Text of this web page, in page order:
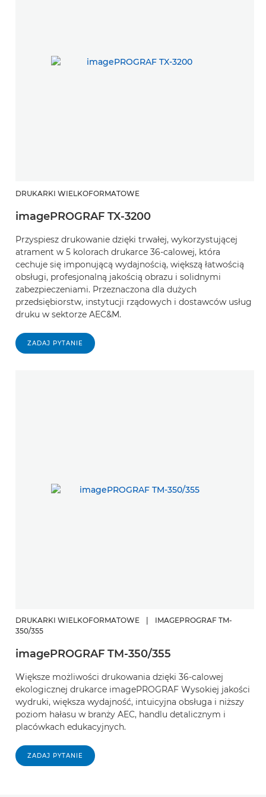
DRUKARKI WIELKOFORMATOWE
imagePROGRAF TX-3200
Przyspiesz drukowanie dzięki trwałej, wykorzystującej
atrament w 5 kolorach drukarce 36-calowej, która
cechuje się imponującą wydajnością, większą łatwością
obsługi, profesjonalną jakością obrazu i solidnymi
zabezpieczeniami. Przeznaczona dla dużych
przedsiębiorstw, instytucji rządowych i dostawców usług
druku w sektorze AEC&M.
ZADAJ PYTANIE
DRUKARKI WIELKOFORMATOWE
IMAGEPROGRAF TM-
350/355
imagePROGRAF TM-350/355
Większe możliwości drukowania dzięki 36-calowej
ekologicznej drukarce imagePROGRAF Wysokiej jakości
wydruki, większa wydajność, intuicyjna obsługa i niższy
poziom hałasu w branży AEC, handlu detalicznym i
placówkach edukacyjnych.
ZADAJ PYTANIE